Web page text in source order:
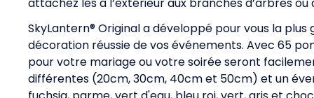
SkyLantern® Original a développé pour vous la
décoration réussie de vos événements. Avec 65
pour votre mariage ou votre soirée seront
différentes (20cm, 30cm, 40cm et 50cm) et un